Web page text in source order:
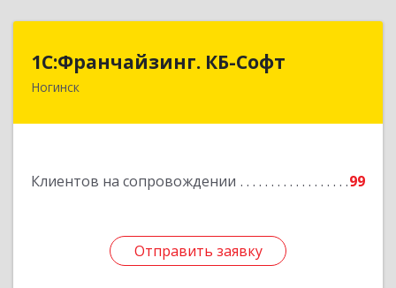
1С:Франчайзинг. КБ-Софт
Ногинск
Клиентов на сопровождении 99
Отправить заявку
1С:Франчайзинг. КБ-Софт
142400, Московская обл, г.о Богородский,
Подробнее
Отправить заявку